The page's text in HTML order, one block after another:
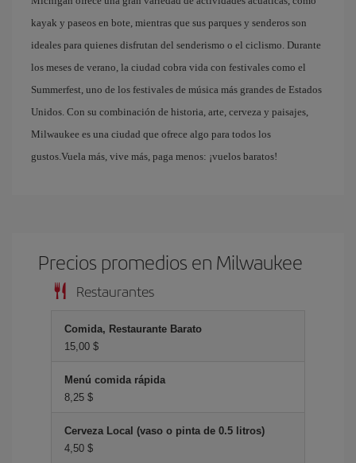
kayak y paseos en bote, mientras que sus parques y senderos son
ideales para quienes disfrutan del senderismo o el ciclismo. Durante
los meses de verano, la ciudad cobra vida con festivales como el
Summerfest, uno de los festivales de música más grandes de Estados
Unidos. Con su combinación de historia, arte, cerveza y paisajes,
Milwaukee es una ciudad que ofrece algo para todos los
gustos.Vuela más, vive más, paga menos: ¡vuelos baratos!
Precios promedios en Milwaukee
Restaurantes
Comida, Restaurante Barato
15,00 $
Menú comida rápida
8,25 $
Cerveza Local (vaso o pinta de 0.5 litros)
4,50 $